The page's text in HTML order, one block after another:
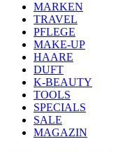
MARKEN
TRAVEL
PFLEGE
MAKE-UP
HAARE
DUFT
K-BEAUTY
TOOLS
SPECIALS
SALE
MAGAZIN